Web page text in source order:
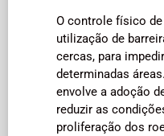
O controle físico
utilização de
cercas, para
determinadas
envolve a adoção
reduzir as
proliferação dos